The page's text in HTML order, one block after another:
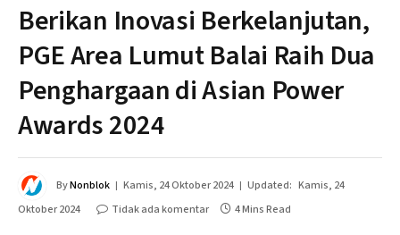
Berikan Inovasi Berkelanjutan,
PGE Area Lumut Balai Raih Dua
Penghargaan di Asian Power
Awards 2024
ByNonblok Kamis, 24 Oktober 2024 Updated: Kamis, 24
Oktober 2024
Tidak ada komentar 4 Mins Read